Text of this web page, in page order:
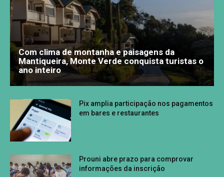
Com clima de montanha e paisagens da
Mantiqueira, Monte Verde conquista turistas o
ano inteiro
Pix amplia participação nos pagamentos
em bares e restaurantes
Prouni abre prazo para comprovar
informações da inscrição